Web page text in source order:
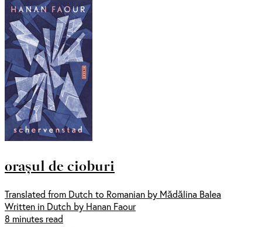
orașul de cioburi
Translated from Dutch to Romanian by Mădălina Balea
Written in Dutch by Hanan Faour
8 minutes read